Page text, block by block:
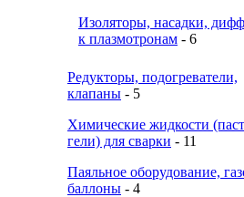
Изоляторы, насадки,
к плазмотронам - 6
Редукторы, подогреватели,
клапаны - 5
Химические жидкости
гели) для сварки - 11
Паяльное оборудование,
баллоны - 4